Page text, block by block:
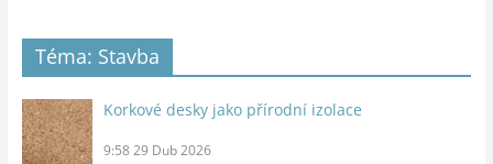
Téma: Stavba
Korkové desky jako přírodní izolace
9:58 29 Dub 2026